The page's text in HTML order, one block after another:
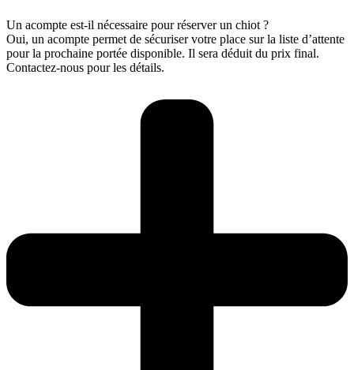
Un acompte est-il nécessaire pour réserver un chiot ?
Oui, un acompte permet de sécuriser votre place sur la liste d’attente
pour la prochaine portée disponible. Il sera déduit du prix final.
Contactez-nous pour les détails.